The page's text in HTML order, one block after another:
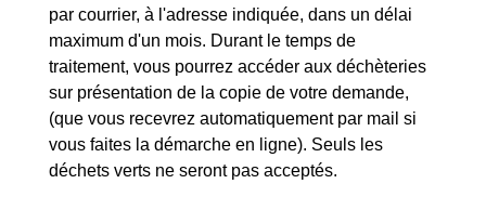
par courrier, à l'adresse indiquée, dans un délai
maximum d'un mois. Durant le temps de
traitement, vous pourrez accéder aux déchèteries
sur présentation de la copie de votre demande,
(que vous recevrez automatiquement par mail si
vous faites la démarche en ligne). Seuls les
déchets verts ne seront pas acceptés.